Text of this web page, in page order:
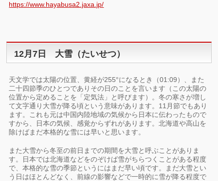
https://www.hayabusa2.jaxa.jp/
12月7日 大雪（たいせつ）
天文学では太陽の位置、黄経が255°になるとき（01:09）、また
二十四節季のひとつでありその日のことを言います（この太陽の
位置から定めることを「定気法」と呼びます）。冬の寒さが増し
て文字通り大雪が降る頃という意味があります。11月節でもあり
ます。これも元は中国内陸地域の気候から日本に伝わったもので
すから、日本の気候、感覚からずれがあります。北海道や高山を
除けばまだ本格的な雪には早いと思います。
また大雪から冬至の前日までの期間を大雪と呼ぶことがありま
す。日本では北海道などをのぞけば雪がちらつくことがある程度
で、本格的な雪の季節というにはまだ早い頃です。まだ大雪とい
う日はほとんどなく、前線の影響などで一時的に雪が降る程度で